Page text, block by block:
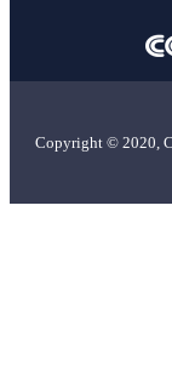
Copyright © 2020,